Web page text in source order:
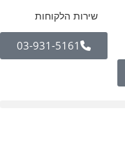
שירות הלקוחות
03-931-5161